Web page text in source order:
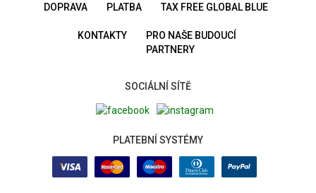
DOPRAVA PLATBA TAX FREE GLOBAL BLUE
KONTAKTY
PRO NAŠE BUDOUCÍ
PARTNERY
SOCIÁLNÍ SÍTĚ
PLATEBNÍ SYSTÉMY